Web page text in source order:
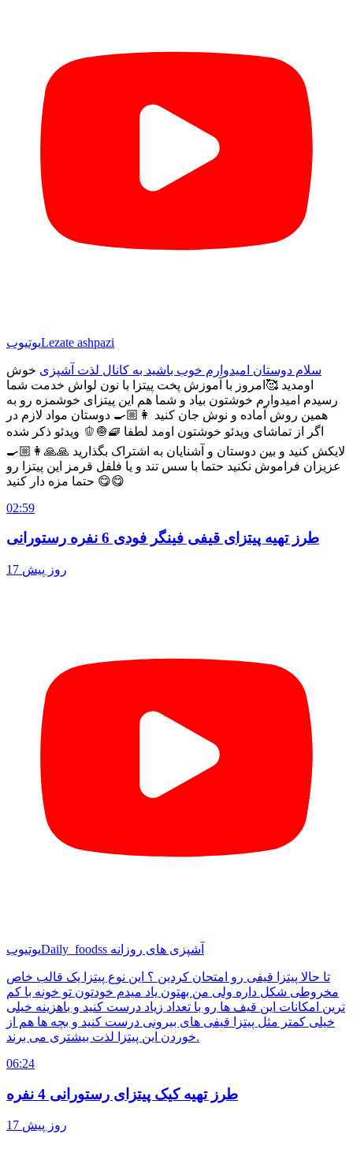
یوتیوبLezate ashpazi
سلام دوستان امیدوارم خوب باشید به کانال لذت آشپزی خوش
اومدید 🥰امروز با آموزش پخت پیتزا با نون لواش خدمت شما
رسیدم امیدوارم خوشتون بیاد و شما هم این پیتزای خوشمزه رو به
همین روش آماده و نوش جان کنید 👩🏼‍🍳 دوستان مواد لازم در
ویدئو ذکر شده 🫑🧅🧇 اگر از تماشای ویدئو خوشتون اومد لطفا
لایکش کنید و بین دوستان و آشنایان به اشتراک بگذارید 🙏🙏👩🏼‍🍳
عزیزان فراموش نکنید حتما با سس تند و یا فلفل قرمز این پیتزا رو
حتما مزه دار کنید 😋😋
02:59
طرز تهیه پیتزای قیفی فینگر فودی 6 نفره رستورانی
17 روز پیش
یوتیوب Daily_foodss آشپزی های روزانه
تا حالا پیتزا قیفی رو امتحان کردین ؟ این نوع پیتزا یک قالب خاص
مخروطی شکل داره ولی من بهتون یاد میدم خودتون تو خونه با کم
ترین امکانات این قیف ها رو با تعداد زیاد درست کنید و باهزینه خیلی
خیلی کمتر مثل پیتزا قیفی های بیرونی درست کنید و بچه ها هم از
خوردن این پیتزا لذت بیشتری می برند.
06:24
طرز تهیه کیک پیتزای رستورانی 4 نفره
17 روز پیش